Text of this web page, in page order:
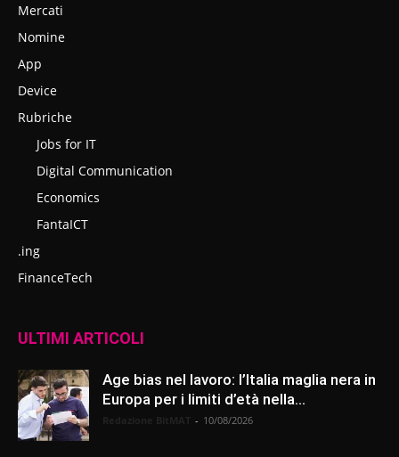
Mercati
Nomine
App
Device
Rubriche
Jobs for IT
Digital Communication
Economics
FantaICT
.ing
FinanceTech
ULTIMI ARTICOLI
Age bias nel lavoro: l’Italia maglia nera in
Europa per i limiti d’età nella...
- 10/08/2026